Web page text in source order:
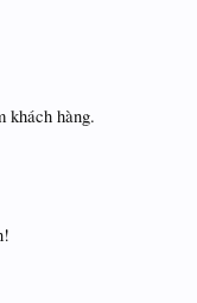
khách hàng.